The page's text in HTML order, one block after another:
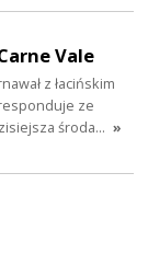
Vale
z łacińskim
ze
środa… »